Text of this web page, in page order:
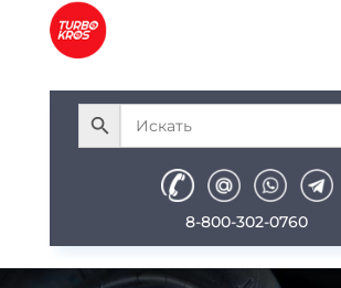
8-800-302-0760